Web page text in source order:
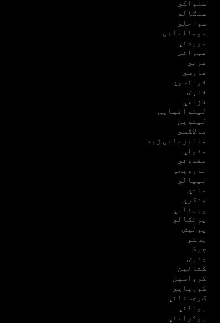
سلواکي
سنګاله
سواحلي
سومالیایی
سویډني
عبراني
عربي
فارسي
فرانسوي
فنېش
قزاقي
لیتوانیایی
لیتوین
مالاګسي
مالیزیایی ژبه
مغولي
مقدوني
نارویجې
نیپالي
هندي
هنګري
ویټنامي
پرتګالي
پولیش
پښتو
چیک
ډنیش
کتالین
کرواسین
کوریایي
ګرجستاني
یوناني
یوکرایني